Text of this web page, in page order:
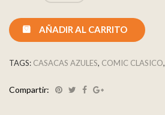
AÑADIR AL CARRITO
TAGS: CASACAS AZULES, COMIC CLASICO,
Compartir: